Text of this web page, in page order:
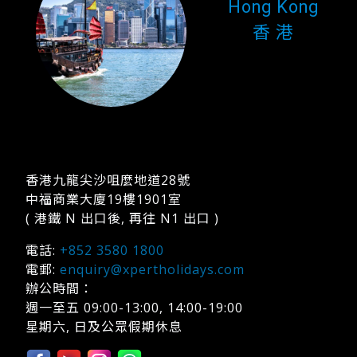
Hong Kong
香 港
香港九龍尖沙咀麼地道28號
中福商業大廈19樓1901室
( 港鐵 N 出口後, 再往 N1 出口 )
電話: +852 3580 1800
電郵: enquiry@xpertholidays.com
辦公時間：
週一至五 09:00-13:00, 14:00-19:00
星期六, 日及公眾假期休息